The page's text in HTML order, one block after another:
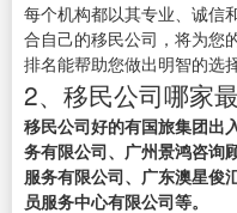
每个机构都以其专业、诚信
合自己的移民公司，将为您
排名能帮助您做出明智的选
2、移民公司哪家
移民公司好的有国旅集团出
务有限公司、广州景鸿咨询
服务有限公司、广东澳星俊
员服务中心有限公司等。